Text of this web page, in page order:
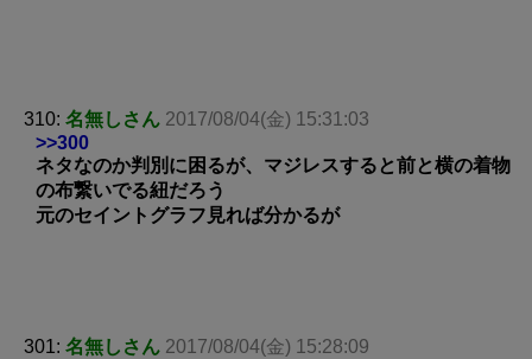
310: 名無しさん 2017/08/04(金) 15:31:03
>>300
ネタなのか判別に困るが、マジレスすると前と横の着物
の布繋いでる紐だろう
元のセイントグラフ見れば分かるが
301: 名無しさん 2017/08/04(金) 15:28:09